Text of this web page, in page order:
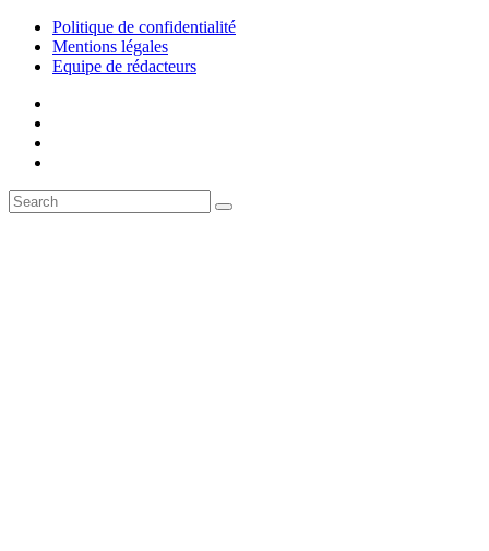
Politique de confidentialité
Mentions légales
Equipe de rédacteurs